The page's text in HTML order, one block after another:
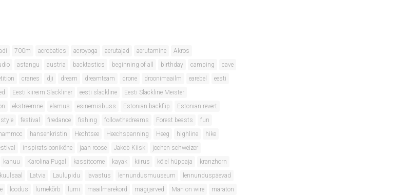
700m acrobatics acroyoga aerutajad aerutamine
Akros
astangu austria backtastics beginning of all birthday camping
cave
cranes dji dream dreamteam drone droonimaailm earebel
eesti
Eesti kiireim Slackliner eesti slackline
Eesti Slackline Meister
ekstreemne elamus esinemisbuss Estonian backflip
Estonian revert
festival firedance fishing followthedreams Forest beasts
fun
hammoc hansenkristin Hechtsee Heechspanning Heeg highline
hike
inspiratsioonikõne jaan roose Jakob Kiisk
jochen schweizer
kanuu Karolina Pugal kassitoome kayak kiirus köiel hüppaja
kranzhorn
kuulsaal Latvia Laulupidu lavastus lennundusmuuseum
lennunduspäevad
loodus lumekõrb lumi maailmarekord mägijärved Man on wire
maraton